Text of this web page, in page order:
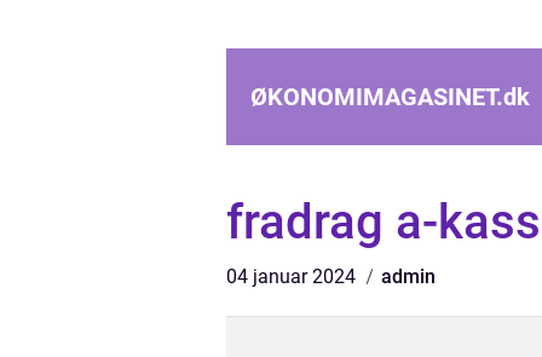
ØKONOMIMAGASINET.dk
fradrag a-
04 januar 2024 admin